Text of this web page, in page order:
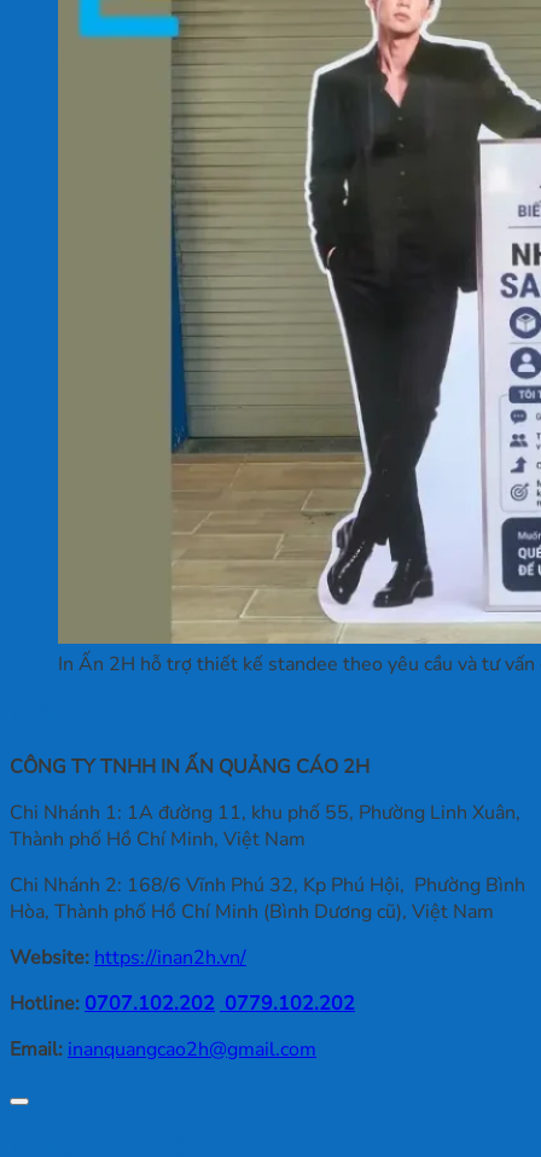
In Ấn 2H hỗ trợ thiết kế standee theo yêu cầu và tư
CÔNG TY TNHH IN ẤN QUẢNG CÁO 2H
Chi Nhánh 1: 1A đường 11, khu phố 55, Phường Linh Xuân,
Thành phố Hồ Chí Minh, Việt Nam
Chi Nhánh 2: 168/6 Vĩnh Phú 32, Kp Phú Hội, Phường Bình
Hòa, Thành phố Hồ Chí Minh (Bình Dương cũ), Việt Nam
Website: https://inan2h.vn/
Hotline: 0707.102.202 0779.102.202
Email: inanquangcao2h@gmail.com